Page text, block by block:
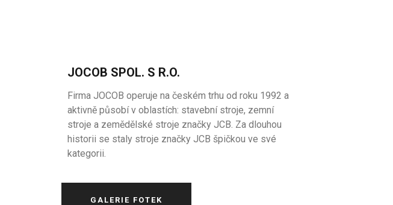
JOCOB SPOL. S R.O.
Firma JOCOB operuje na českém trhu od roku 1992 a
aktivně působí v oblastích: stavební stroje, zemní
stroje a zemědělské stroje značky JCB. Za dlouhou
historii se staly stroje značky JCB špičkou ve své
kategorii.
GALERIE FOTEK